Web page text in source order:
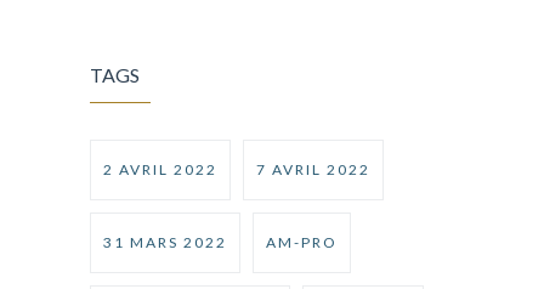
TAGS
2 AVRIL 2022 7 AVRIL 2022
31 MARS 2022 AM-PRO